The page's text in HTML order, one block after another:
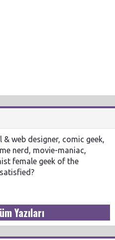
& web designer, comic geek,
nerd, movie-maniac,
female geek of the
Yazıları